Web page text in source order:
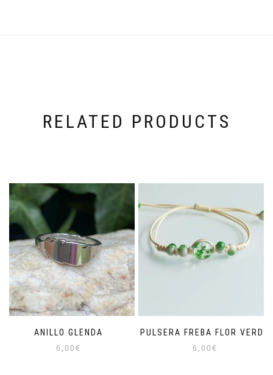
RELATED PRODUCTS
ANILLO GLENDA
6,00€
PULSERA FREBA FLOR VERDE
6,00€